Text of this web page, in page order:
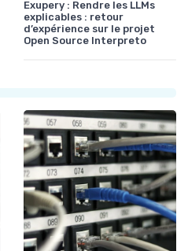
Exupery : Rendre les LLMs
explicables : retour
d’expérience sur le projet
Open Source Interpreto